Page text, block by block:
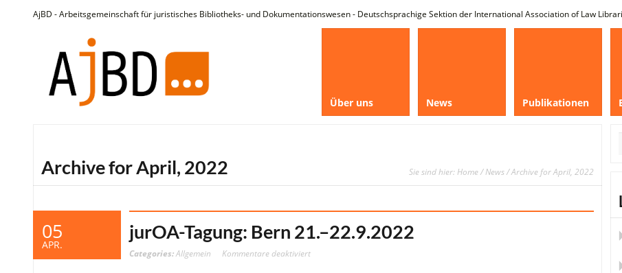
AjBD - Arbeitsgemeinschaft für juristisches Bibliotheks- und Dokumentationswesen - Deutschsprachige Sektion der International Association of Law
Über uns News Publikationen
Archive for April, 2022 Sie sind hier: Home/News/ Archive for April, 2022
05
APR.
jurOA-Tagung: Bern 21.–22.9.2022
Categories:Allgemein Kommentare deaktiviertfür